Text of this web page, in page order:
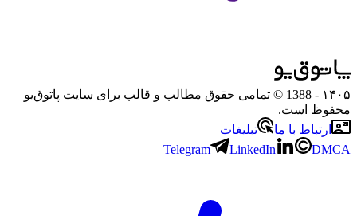
۱۴۰۵
- 1388 © تمامی حقوق مطالب و قالب برای سایت پاتوق‌یو
محفوظ است.
ارتباط با ما
تبلیغات
Telegram
LinkedIn DMCA